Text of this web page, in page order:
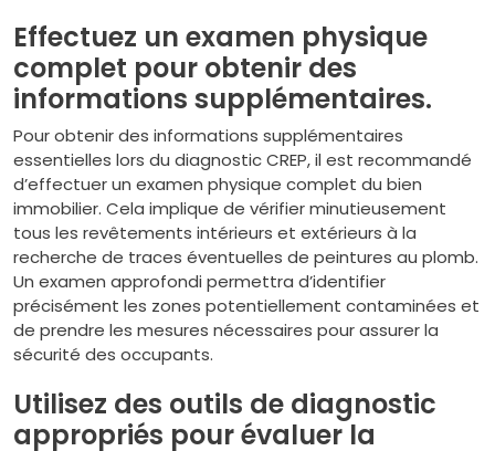
Effectuez un examen physique
complet pour obtenir des
informations supplémentaires.
Pour obtenir des informations supplémentaires
essentielles lors du diagnostic CREP, il est recommandé
d’effectuer un examen physique complet du bien
immobilier. Cela implique de vérifier minutieusement
tous les revêtements intérieurs et extérieurs à la
recherche de traces éventuelles de peintures au plomb.
Un examen approfondi permettra d’identifier
précisément les zones potentiellement contaminées et
de prendre les mesures nécessaires pour assurer la
sécurité des occupants.
Utilisez des outils de diagnostic
appropriés pour évaluer la